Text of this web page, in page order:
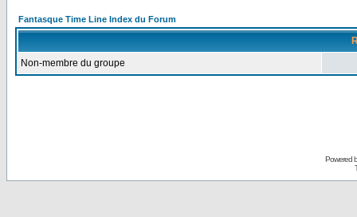
Fantasque Time Line Index du Forum
Non-membre du groupe
Powered